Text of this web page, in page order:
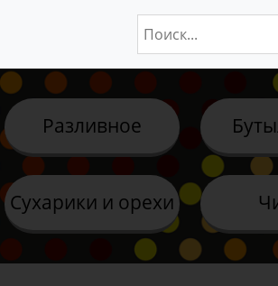
Разливное
Сухарики и орехи